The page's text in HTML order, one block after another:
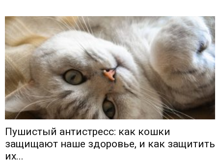
Пушистый антистресс: как кошки
защищают наше здоровье, и как защитить
их...